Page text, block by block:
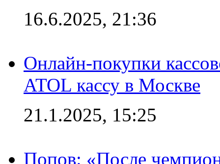
16.6.2025, 21:36
Онлайн-покупки
ATOL кассу в Москве
21.1.2025, 15:25
Попов: «После